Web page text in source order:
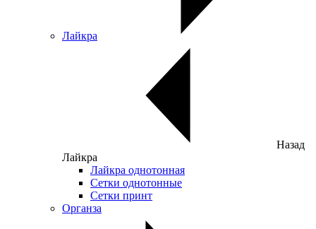
Лайкра
Назад
Лайкра
Лайкра однотонная
Сетки однотонные
Сетки принт
Органза